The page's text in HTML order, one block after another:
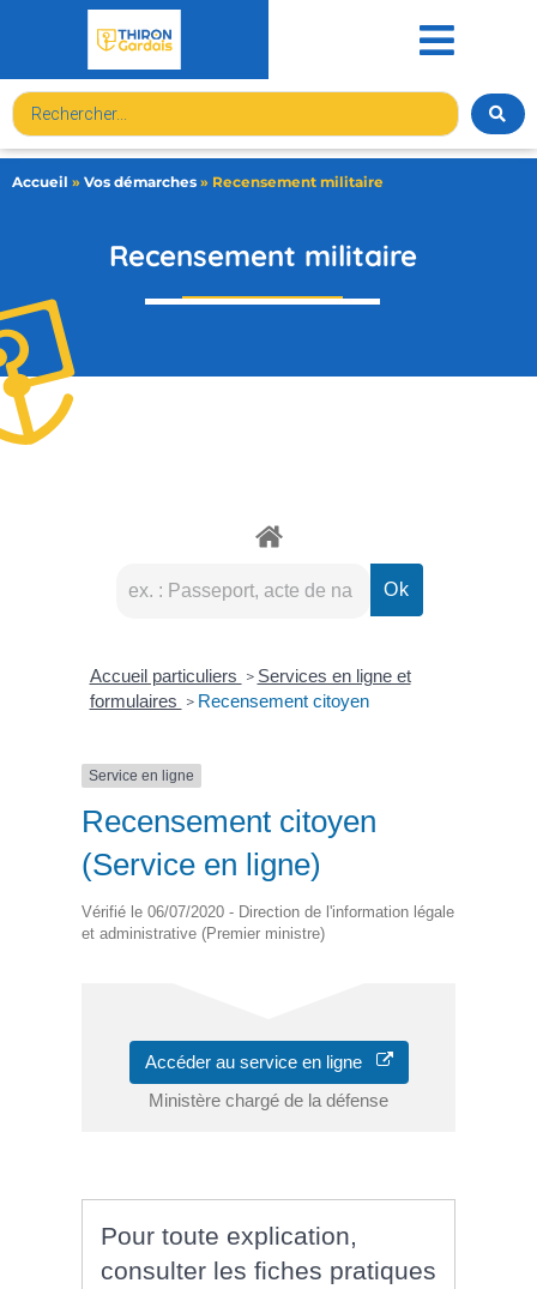
Accueil » Vos démarches » Recensement militaire
Recensement militaire
Accueil particuliers > Services en ligne et
formulaires > Recensement citoyen
Service en ligne
Recensement citoyen
(Service en ligne)
Vérifié le 06/07/2020 - Direction de l'information légale
et administrative (Premier ministre)
Accéder au service en ligne
Ministère chargé de la défense
Pour toute explication,
consulter les fiches pratiques